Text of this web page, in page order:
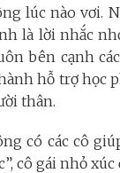
lúc nào vơi.
là lời nhắc
bên cạnh
hỗ trợ học
thân.
có các cô
cô gái nhỏ xúc